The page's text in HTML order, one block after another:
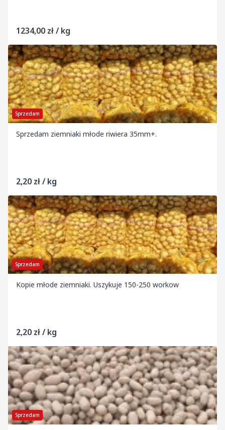
1234,00 zł / kg
Sprzedam
Sprzedam ziemniaki młode riwiera 35mm+.
2,20 zł / kg
Sprzedam
Kopie młode ziemniaki. Uszykuje 150-250 workow
2,20 zł / kg
Sprzedam